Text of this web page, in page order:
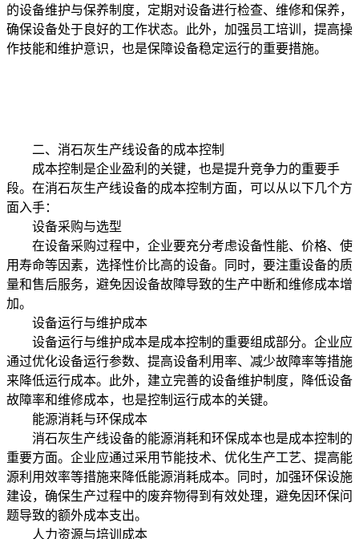
的设备维护与保养制度，定期对设备进行检查、维修和保养，
确保设备处于良好的工作状态。此外，加强员工培训，提高操
作技能和维护意识，也是保障设备稳定运行的重要措施。
二、消石灰生产线设备的成本控制
成本控制是企业盈利的关键，也是提升竞争力的重要手
段。在消石灰生产线设备的成本控制方面，可以从以下几个方
面入手：
设备采购与选型
在设备采购过程中，企业要充分考虑设备性能、价格、使
用寿命等因素，选择性价比高的设备。同时，要注重设备的质
量和售后服务，避免因设备故障导致的生产中断和维修成本增
加。
设备运行与维护成本
设备运行与维护成本是成本控制的重要组成部分。企业应
通过优化设备运行参数、提高设备利用率、减少故障率等措施
来降低运行成本。此外，建立完善的设备维护制度，降低设备
故障率和维修成本，也是控制运行成本的关键。
能源消耗与环保成本
消石灰生产线设备的能源消耗和环保成本也是成本控制的
重要方面。企业应通过采用节能技术、优化生产工艺、提高能
源利用效率等措施来降低能源消耗成本。同时，加强环保设施
建设，确保生产过程中的废弃物得到有效处理，避免因环保问
题导致的额外成本支出。
人力资源与培训成本